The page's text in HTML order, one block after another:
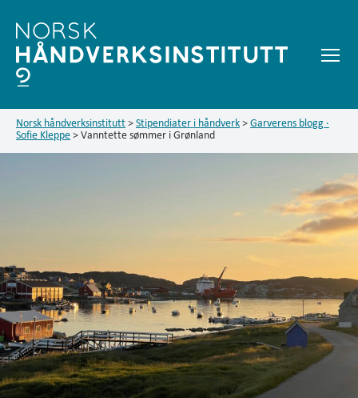
blogg
Norsk håndverksinstitutt > Stipendiater i håndverk > Garverens blogg ·
Sofie Kleppe > Vanntette sømmer i Grønland